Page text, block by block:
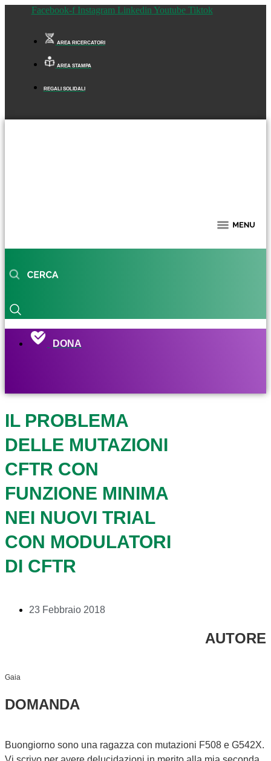
Facebook-f Instagram Linkedin Youtube Tiktok
AREA RICERCATORI
AREA STAMPA
REGALI SOLIDALI
DONA
IL PROBLEMA
DELLE MUTAZIONI
CFTR CON
FUNZIONE MINIMA
NEI NUOVI TRIAL
CON MODULATORI
DI CFTR
23 Febbraio 2018
AUTORE
Gaia
DOMANDA
Buongiorno sono una ragazza con mutazioni F508 e G542X.